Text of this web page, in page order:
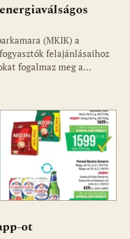
(MKIK) a
felajánlásaihoz
fogalmaz meg a…
ot